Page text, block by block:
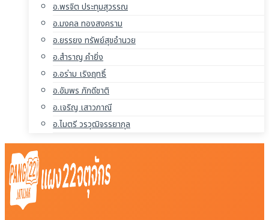
อ.พรจิต ประทุมสุวรรณ
อ.มงคล ทองสงคราม
อ.ยรรยง ทรัพย์สุขอำนวย
อ.สำราญ คำยิ่ง
อ.อร่าม เริงฤทธิ์
อ.อัมพร ภักดีชาติ
อ.เจริญ เสาวภาณี
อ.ไมตรี วรวุฒิจรรยากุล